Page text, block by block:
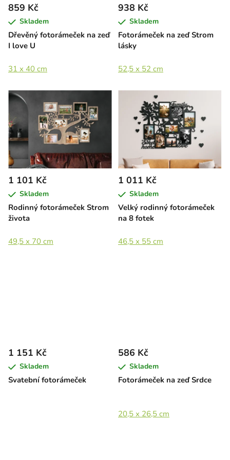
Dřevěný fotorámeček na zeď
I love U
859 Kč
Skladem
31 x 40 cm
Fotorámeček na zeď Strom
lásky
938 Kč
Skladem
52,5 x 52 cm
Rodinný fotorámeček Strom
života
1 101 Kč
Skladem
49,5 x 70 cm
Velký rodinný fotorámeček
na 8 fotek
1 011 Kč
Skladem
46,5 x 55 cm
Svatební fotorámeček
1 151 Kč
Skladem
Fotorámeček na zeď Srdce
586 Kč
Skladem
20,5 x 26,5 cm